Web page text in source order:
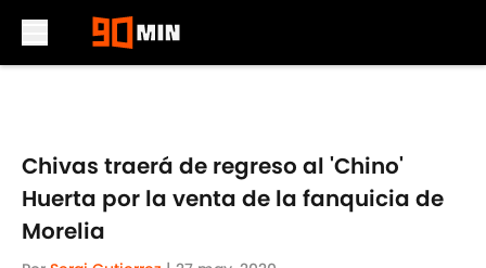
Chivas traerá de regreso al 'Chino'
Huerta por la venta de la fanquicia de
Morelia